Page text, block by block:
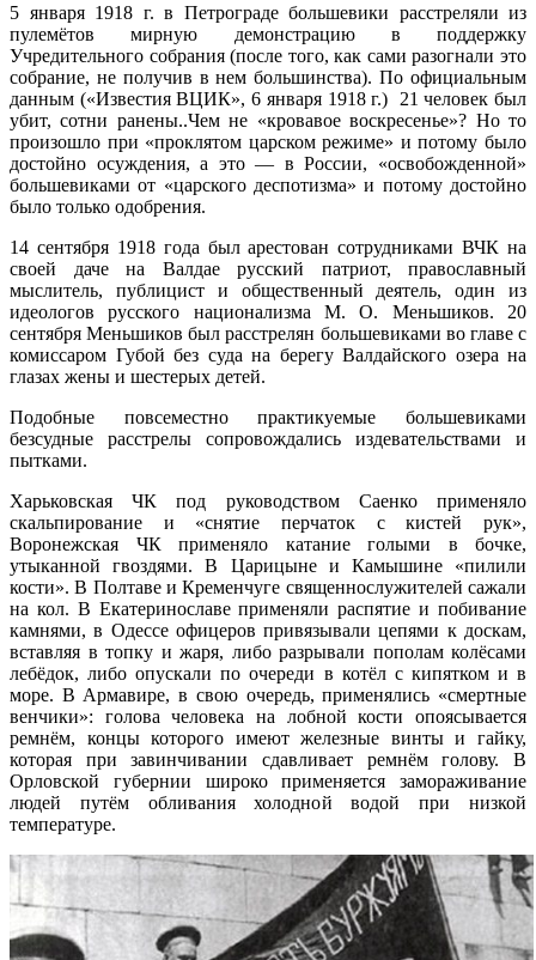
5 января 1918 г. в Петрограде большевики расстреляли из
пулемётов мирную демонстрацию в поддержку
Учредительного собрания (после того, как сами разогнали это
собрание, не получив в нем большинства). По официальным
данным («Известия ВЦИК», 6 января 1918 г.) 21 человек был
убит, сотни ранены..Чем не «кровавое воскресенье»? Но то
произошло при «проклятом царском режиме» и потому было
достойно осуждения, а это — в России, «освобожденной»
большевиками от «царского деспотизма» и потому достойно
было только одобрения.
14 сентября 1918 года был арестован сотрудниками ВЧК на
своей даче на Валдае русский патриот, православный
мыслитель, публицист и общественный деятель, один из
идеологов русского национализма М. О. Меньшиков. 20
сентября Меньшиков был расстрелян большевиками во главе с
комиссаром Губой без суда на берегу Валдайского озера на
глазах жены и шестерых детей.
Подобные повсеместно практикуемые большевиками
безсудные расстрелы сопровождались издевательствами и
пытками.
Харьковская ЧК под руководством Саенко применяло
скальпирование и «снятие перчаток с кистей рук»,
Воронежская ЧК применяло катание голыми в бочке,
утыканной гвоздями. В Царицыне и Камышине «пилили
кости». В Полтаве и Кременчуге священнослужителей сажали
на кол. В Екатеринославе применяли распятие и побивание
камнями, в Одессе офицеров привязывали цепями к доскам,
вставляя в топку и жаря, либо разрывали пополам колёсами
лебёдок, либо опускали по очереди в котёл с кипятком и в
море. В Армавире, в свою очередь, применялись «смертные
венчики»: голова человека на лобной кости опоясывается
ремнём, концы которого имеют железные винты и гайку,
которая при завинчивании сдавливает ремнём голову. В
Орловской губернии широко применяется замораживание
людей путём обливания холодной водой при низкой
температуре.